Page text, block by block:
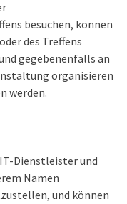
besuchen, können
des Treffens
gegebenenfalls an
organisieren
werden.
Dienstleister und
Namen
und können